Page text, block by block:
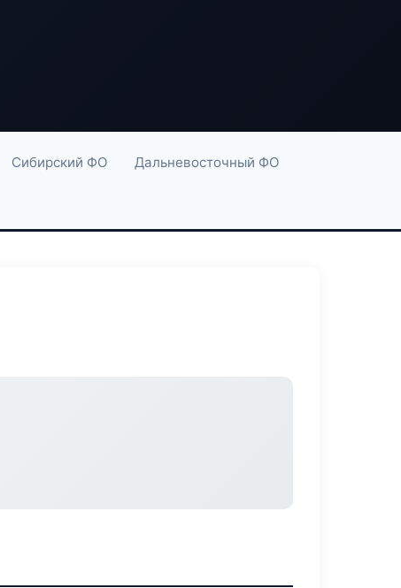
Сибирский ФО Дальневосточный ФО